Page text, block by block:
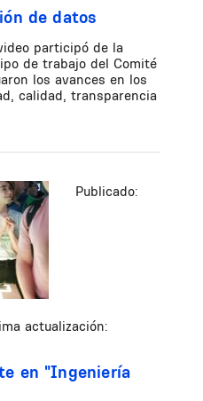
de datos
participó de la
de trabajo del Comité
los avances en los
calidad, transparencia
Publicado:
actualización:
en "Ingeniería